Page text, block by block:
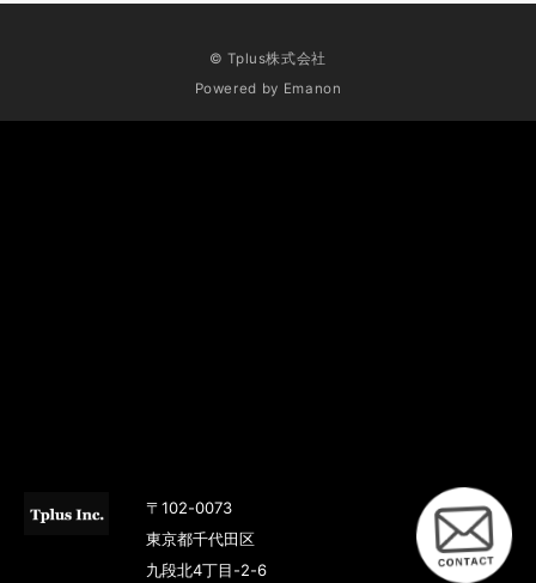
© Tplus株式会社
Powered by Emanon
〒102-0073
東京都千代田区
九段北4丁目-2-6